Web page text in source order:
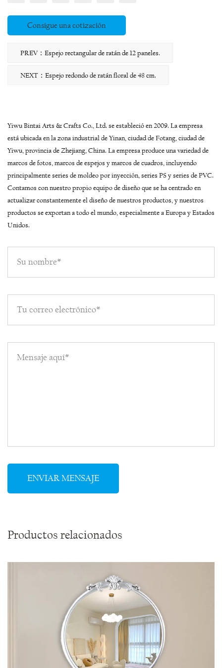
Consigue una cotización
PREV：Espejo rectangular de ratán de 12 paneles.
NEXT：Espejo redondo de ratán floral de 48 cm.
Yiwu Bintai Arts & Crafts Co., Ltd. se estableció en 2009. La empresa
está ubicada en la zona industrial de Yinan, ciudad de Fotang, ciudad de
Yiwu, provincia de Zhejiang, China. La empresa produce una variedad de
marcos de fotos, marcos de espejos y marcos de cuadros, incluyendo
principalmente series de moldeo por inyección, series PS y series de PVC.
Contamos con nuestro propio equipo de diseño que se ha centrado en
actualizar constantemente el diseño de nuestros productos, y nuestros
productos se exportan a todo el mundo, especialmente a Europa y Estados
Unidos.
Productos relacionados